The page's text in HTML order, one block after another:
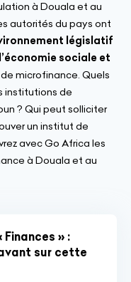
à Douala et au
autorités du pays ont
législatif
sociale et
microfinance. Quels
institutions de
? Qui peut solliciter
un institut de
avec Go Africa les
à Douala et au
» :
sur cette